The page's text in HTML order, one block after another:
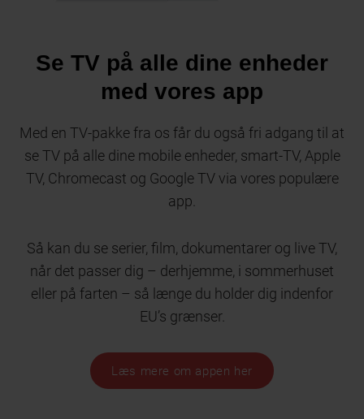
Se TV på alle dine enheder
med vores app
Med en TV-pakke fra os får du også fri adgang til at
se TV på alle dine mobile enheder, smart-TV, Apple
TV, Chromecast og Google TV via vores populære
app.
Så kan du se serier, film, dokumentarer og live TV,
når det passer dig – derhjemme, i sommerhuset
eller på farten – så længe du holder dig indenfor
EU’s grænser.
Læs mere om appen her